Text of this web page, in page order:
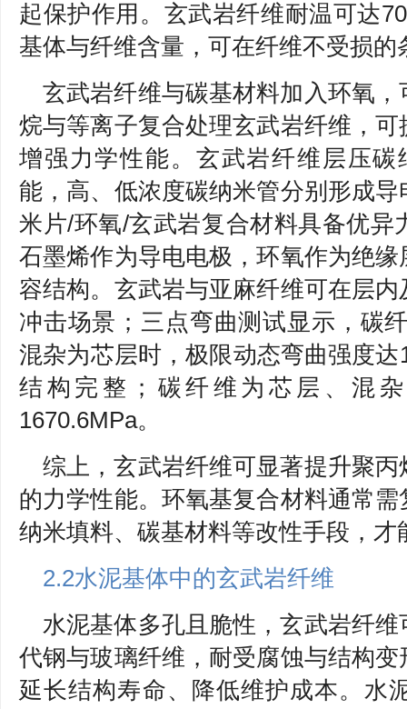
起保护作用。玄武岩纤维耐温可达
基体与纤维含量，可在纤维不受损
玄武岩纤维与碳基材料加入环氧
烷与等离子复合处理玄武岩纤维，
增强力学性能。玄武岩纤维层压
能，高、低浓度碳纳米管分别形成
米片/环氧/玄武岩复合材料具备优异
石墨烯作为导电电极，环氧作为绝
容结构。玄武岩与亚麻纤维可在层
冲击场景；三点弯曲测试显示，碳
混杂为芯层时，极限动态弯曲强度
结构完整；碳纤维为芯层、混
1670.6MPa。
综上，玄武岩纤维可显著提升聚
的力学性能。环氧基复合材料通常
纳米填料、碳基材料等改性手段，才
2.2水泥基体中的玄武岩纤维
水泥基体多孔且脆性，玄武岩纤
代钢与玻璃纤维，耐受腐蚀与结构
延长结构寿命、降低维护成本。水